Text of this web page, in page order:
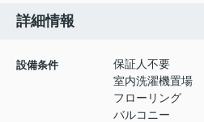
詳細情報
設備条件
保証人不要
室内洗濯機置場
フローリング
バルコニー